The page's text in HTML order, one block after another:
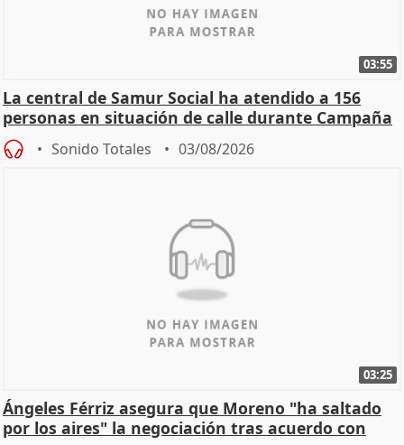
03:55
La central de Samur Social ha atendido a 156
personas en situación de calle durante Campaña
de Calor
Sonido Totales 03/08/2026
03:25
Ángeles Férriz asegura que Moreno "ha saltado
por los aires" la negociación tras acuerdo con